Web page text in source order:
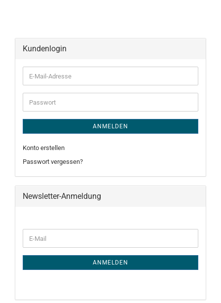
Kundenlogin
E-
Mail-
Adresse
Passwort
ANMELDEN
Konto erstellen
Passwort vergessen?
Newsletter-Anmeldung
ZUR
E-
Mail
ANMELDEN